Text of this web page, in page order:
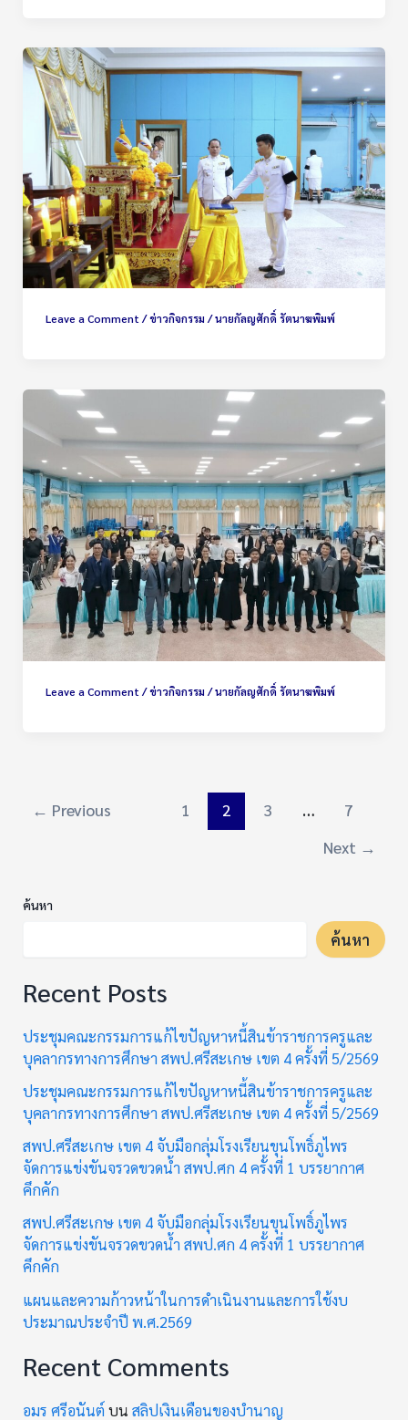
Leave a Comment /ข่าวกิจกรรม /นายกัลญศักดิ์ รัตนาฆพิมพ์
Leave a Comment /ข่าวกิจกรรม /นายกัลญศักดิ์ รัตนาฆพิมพ์
← Previous 1 2 3 …
7
Next →
ค้นหา
ค้นหา
Recent Posts
ประชุมคณะกรรมการแก้ไขปัญหาหนี้สินข้าราชการครูและ
บุคลากรทางการศึกษา สพป.ศรีสะเกษ เขต 4 ครั้งที่ 5/2569
ประชุมคณะกรรมการแก้ไขปัญหาหนี้สินข้าราชการครูและ
บุคลากรทางการศึกษา สพป.ศรีสะเกษ เขต 4 ครั้งที่ 5/2569
สพป.ศรีสะเกษ เขต 4 จับมือกลุ่มโรงเรียนขุนโพธิ์ภูไพร
จัดการแข่งขันจรวดขวดน้ำ สพป.ศก 4 ครั้งที่ 1 บรรยากาศ
คึกคัก
สพป.ศรีสะเกษ เขต 4 จับมือกลุ่มโรงเรียนขุนโพธิ์ภูไพร
จัดการแข่งขันจรวดขวดน้ำ สพป.ศก 4 ครั้งที่ 1 บรรยากาศ
คึกคัก
แผนและความก้าวหน้าในการดำเนินงานและการใช้งบ
ประมาณประจำปี พ.ศ.2569
Recent Comments
อมร ศรีอนันต์ บนสลิปเงินเดือนของบำนาญ